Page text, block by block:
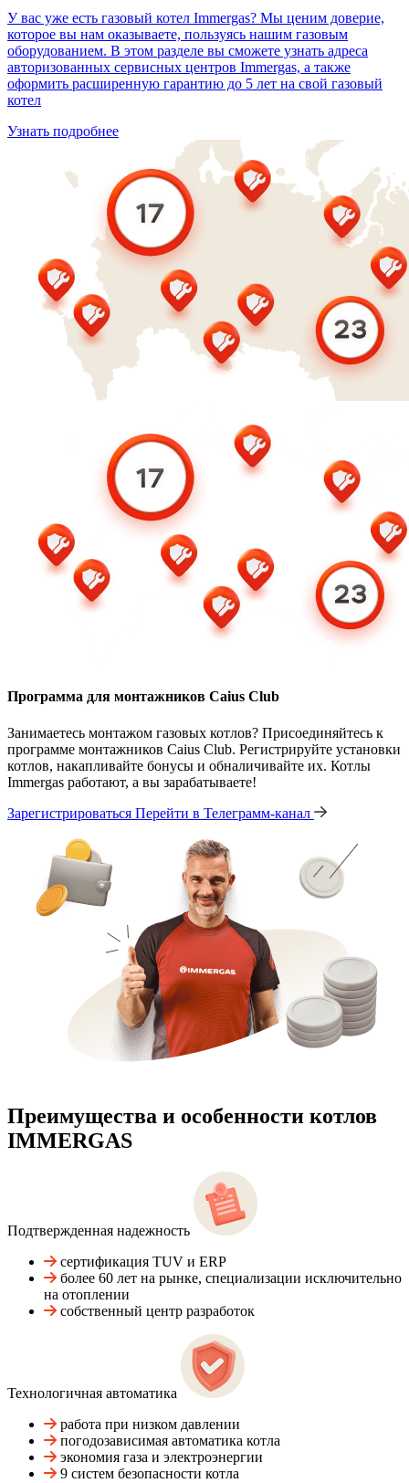
У вас уже есть газовый котел Immergas? Мы ценим доверие,
которое вы нам оказываете, пользуясь нашим газовым
оборудованием. В этом разделе вы сможете узнать адреса
авторизованных сервисных центров Immergas, а также
оформить расширенную гарантию до 5 лет на свой газовый
котел
Узнать подробнее
Программа для монтажников Caius Club
Занимаетесь монтажом газовых котлов? Присоединяйтесь к
программе монтажников Caius Club. Регистрируйте установки
котлов, накапливайте бонусы и обналичивайте их. Котлы
Immergas работают, а вы зарабатываете!
Зарегистрироваться Перейти в Телеграмм-канал
Преимущества и особенности котлов
IMMERGAS
Подтвержденная надежность
сертификация TUV и ERP
более 60 лет на рынке, специализации исключительно
на отоплении
собственный центр разработок
Технологичная автоматика
работа при низком давлении
погодозависимая автоматика котла
экономия газа и электроэнергии
9 систем безопасности котла